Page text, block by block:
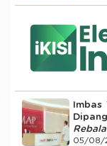
Imbas
05/08/